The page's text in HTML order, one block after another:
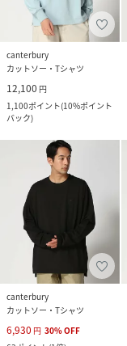
canterbury
カットソー・Tシャツ
12,100 円
1,100ポイント(10%ポイント
バック)
canterbury
カットソー・Tシャツ
6,930 円 30%OFF